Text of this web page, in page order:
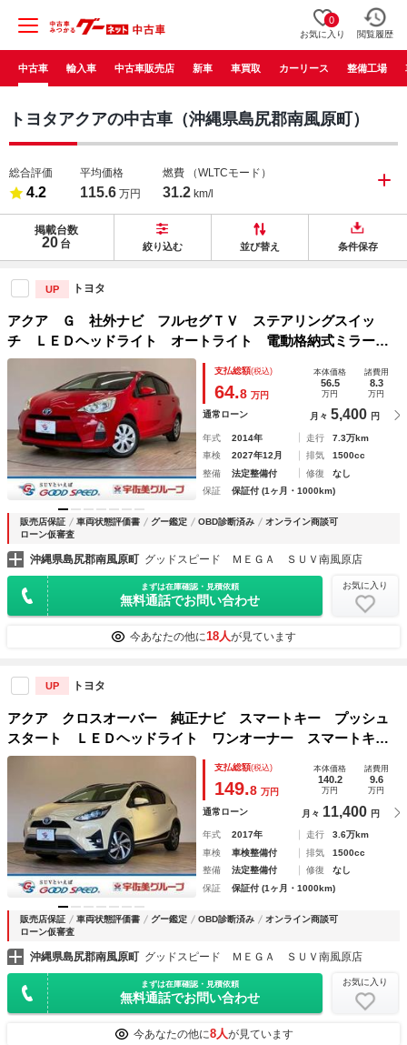
0
お気に入り 閲覧履歴
中古車 輸入車 中古車販売店 新車 車買取 カーリース 整備工場
トヨタアクアの中古車（沖縄県島尻郡南風原町）
総合評価
4.2
平均価格
115.6 万円
燃費 （WLTCモード）
31.2 km/l
掲載台数
20 台 絞り込む 並び替え 条件保存
UP トヨタ
アクア Ｇ 社外ナビ フルセグＴＶ ステアリングスイッ
チ ＬＥＤヘッドライト オートライト 電動格納式ミラー
スマートキー プッシュスタート ＥＴＣ Ｂｌｕｅｔｏｏｔ
ｈ ＣＤ／ＤＶＤ ウィンカーミラー
支払総額(税込)
64.8 万円
本体価格
56.5
万円
諸費用
8.3
万円
通常ローン 月々 5,400 円
年式 2014年 走行
7.3万km
車検
2027年12月 排気
1500cc
整備
法定整備付 修復
なし
保証
保証付 (1ヶ月・1000km)
販売店保証 車両状態評価書 グー鑑定 OBD診断済み
オンライン商談可
ローン仮審査
沖縄県島尻郡南風原町 グッドスピード ＭＥＧＡ ＳＵＶ南風原店
まずは在庫確認・見積依頼
無料通話でお問い合わせ
お気に入り
今あなたの他に18人が見ています
UP トヨタ
アクア クロスオーバー 純正ナビ スマートキー プッシュ
スタート ＬＥＤヘッドライト ワンオーナー スマートキ
ー プッシュスタート 純正１６インチアルミホイール バッ
クカメラ コーナーセンサー 衝突軽減ブレーキ
支払総額(税込)
149.8 万円
本体価格
140.2
万円
諸費用
9.6
万円
通常ローン 月々 11,400 円
年式 2017年 走行
3.6万km
車検
車検整備付 排気
1500cc
整備
法定整備付 修復
なし
保証
保証付 (1ヶ月・1000km)
販売店保証 車両状態評価書 グー鑑定 OBD診断済み
オンライン商談可
ローン仮審査
沖縄県島尻郡南風原町 グッドスピード ＭＥＧＡ ＳＵＶ南風原店
まずは在庫確認・見積依頼
無料通話でお問い合わせ
お気に入り
今あなたの他に8人が見ています